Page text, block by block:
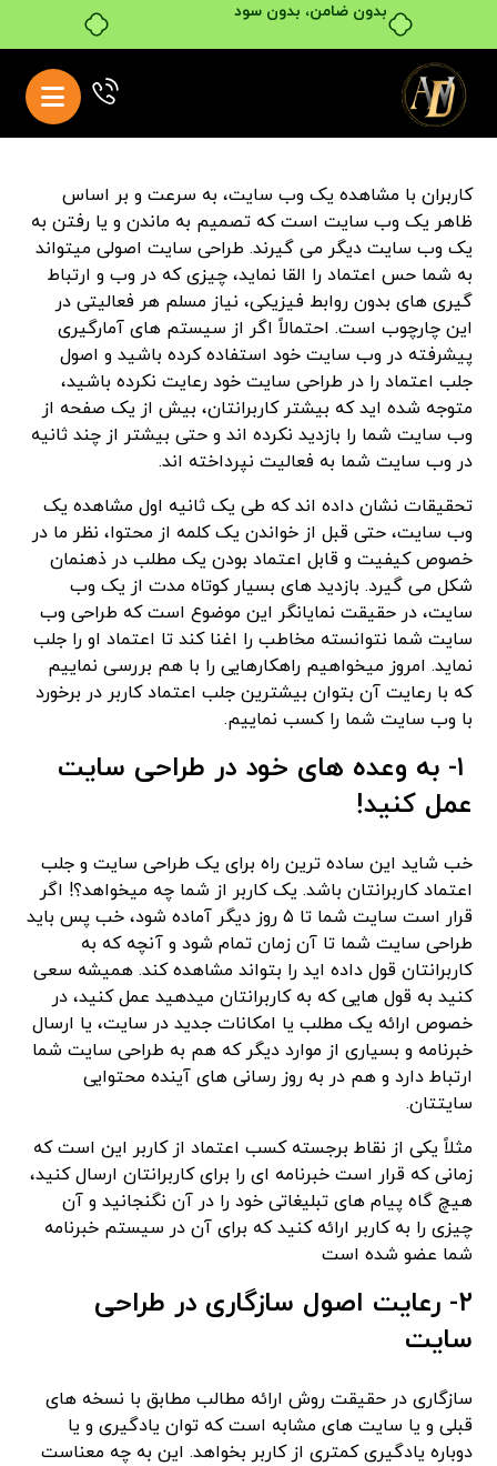
بدون ضامن، بدون سود
کاربران با مشاهده یک وب سایت، به سرعت و بر اساس
ظاهر یک وب سایت است که تصمیم به ماندن و یا رفتن به
یک وب سایت دیگر می گیرند. طراحی سایت اصولی میتواند
به شما حس اعتماد را القا نماید، چیزی که در وب و ارتباط
گیری های بدون روابط فیزیکی، نیاز مسلم هر فعالیتی در
این چارچوب است. احتمالاً اگر از سیستم های آمارگیری
پیشرفته در وب سایت خود استفاده کرده باشید و اصول
جلب اعتماد را در طراحی سایت خود رعایت نکرده باشید،
متوجه شده اید که بیشتر کاربرانتان، بیش از یک صفحه از
وب سایت شما را بازدید نکرده اند و حتی بیشتر از چند ثانیه
در وب سایت شما به فعالیت نپرداخته اند.
تحقیقات نشان داده اند که طی یک ثانیه اول مشاهده یک
وب سایت، حتی قبل از خواندن یک کلمه از محتوا، نظر ما در
خصوص کیفیت و قابل اعتماد بودن یک مطلب در ذهنمان
شکل می گیرد. بازدید های بسیار کوتاه مدت از یک وب
سایت، در حقیقت نمایانگر این موضوع است که طراحی وب
سایت شما نتوانسته مخاطب را اغنا کند تا اعتماد او را جلب
نماید. امروز میخواهیم راهکارهایی را با هم بررسی نماییم
که با رعایت آن بتوان بیشترین جلب اعتماد کاربر در برخورد
با وب سایت شما را کسب نماییم.
۱- به وعده های خود در طراحی سایت
عمل کنید!
خب شاید این ساده ترین راه برای یک طراحی سایت و جلب
اعتماد کاربرانتان باشد. یک کاربر از شما چه میخواهد؟! اگر
قرار است سایت شما تا ۵ روز دیگر آماده شود، خب پس باید
طراحی سایت شما تا آن زمان تمام شود و آنچه که به
کاربرانتان قول داده اید را بتواند مشاهده کند. همیشه سعی
کنید به قول هایی که به کاربرانتان میدهید عمل کنید، در
خصوص ارائه یک مطلب یا امکانات جدید در سایت، یا ارسال
خبرنامه و بسیاری از موارد دیگر که هم به طراحی سایت شما
ارتباط دارد و هم در به روز رسانی های آینده محتوایی
سایتتان.
مثلاً یکی از نقاط برجسته کسب اعتماد از کاربر این است که
زمانی که قرار است خبرنامه ای را برای کاربرانتان ارسال کنید،
هیچ گاه پیام های تبلیغاتی خود را در آن نگنجانید و آن
چیزی را به کاربر ارائه کنید که برای آن در سیستم خبرنامه
شما عضو شده است
۲- رعایت اصول سازگاری در طراحی
سایت
سازگاری در حقیقت روش ارائه مطالب مطابق با نسخه های
قبلی و یا سایت های مشابه است که توان یادگیری و یا
دوباره یادگیری کمتری از کاربر بخواهد. این به چه معناست